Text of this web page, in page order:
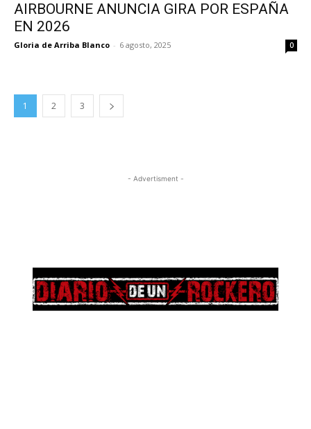
AIRBOURNE ANUNCIA GIRA POR ESPAÑA
EN 2026
Gloria de Arriba Blanco - 6 agosto, 2025 0
1 2 3
- Advertisment -